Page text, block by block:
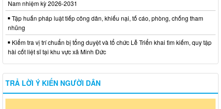
Nam nhiệm kỳ 2026-2031
Tập huấn pháp luật tiếp công dân, khiếu nại, tố cáo, phòng, chống tham
nhũng
Kiểm tra vị trí chuẩn bị tổng duyệt và tổ chức Lễ Triển khai tìm kiếm, quy tập
hài cốt liệt sĩ tại khu vực xã Minh Đức
TRẢ LỜI Ý KIẾN NGƯỜI DÂN